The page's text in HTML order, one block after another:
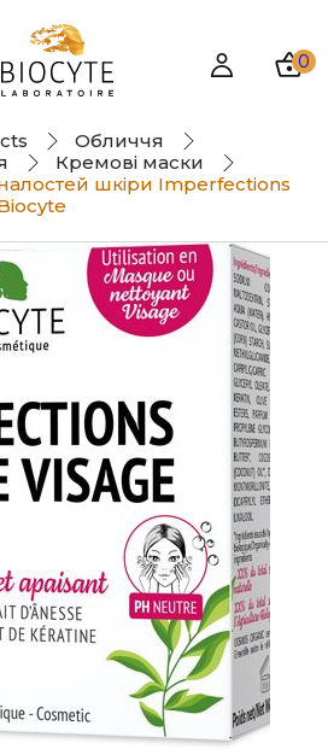
0
Обличчя
Кремові маски
шкіри Imperfections